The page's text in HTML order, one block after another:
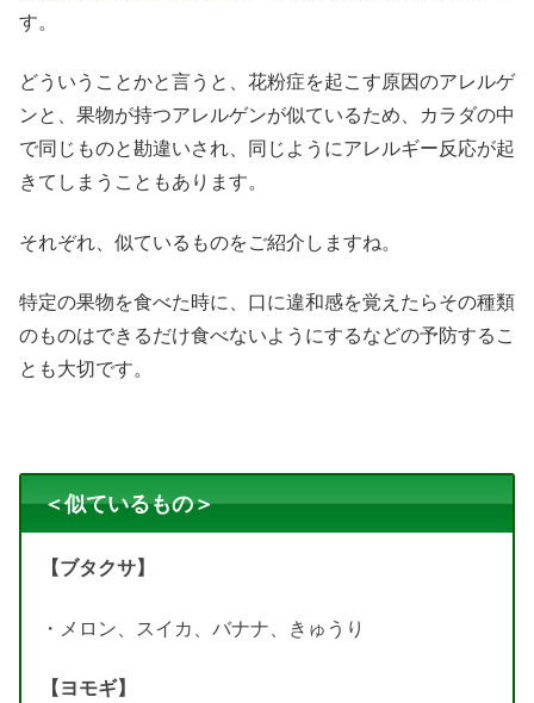
す。
どういうことかと言うと、花粉症を起こす原因のアレルゲ
ンと、果物が持つアレルゲンが似ているため、カラダの中
で同じものと勘違いされ、同じようにアレルギー反応が起
きてしまうこともあります。
それぞれ、似ているものをご紹介しますね。
特定の果物を食べた時に、口に違和感を覚えたらその種類
のものはできるだけ食べないようにするなどの予防するこ
とも大切です。
＜似ているもの＞
【ブタクサ】
・メロン、スイカ、バナナ、きゅうり
【ヨモギ】